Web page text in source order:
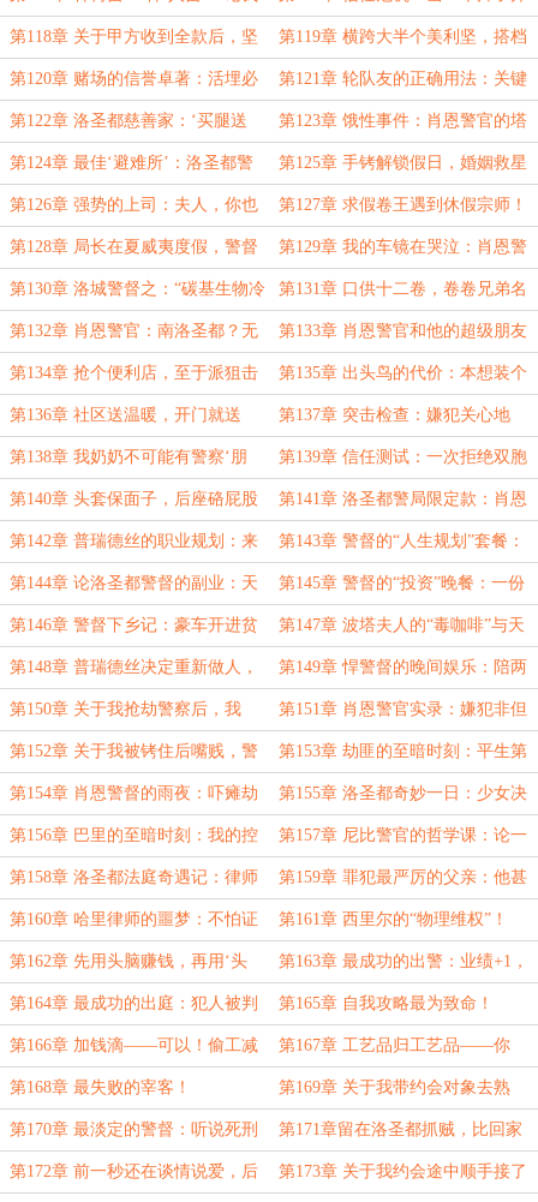
舅舅和他的同事谁的园艺水平更高！ 始要求别人相信他！
第118章 关于甲方收到全款后，坚
持要乙方入土为安这件事！
第119章 横跨大半个美利坚，搭档
居然藏得这么好？
第120章 赌场的信誉卓著：活埋必
达、催债必至！
第121章 轮队友的正确用法：关键
时候用来抵债的。
第122章 洛圣都慈善家：‘买腿送
腿’，一条龙服务！
第123章 饿性事件：肖恩警官的塔
可警报。
第124章 最佳‘避难所’：洛圣都警
察局拘留室。
第125章 手铐解锁假日，婚姻救星
肖恩警官！
第126章 强势的上司：夫人，你也
不想你的丈夫失去工作吧？
第127章 求假卷王遇到休假宗师！
第128章 局长在夏威夷度假，警督
在警局骂娘！
第129章 我的车镜在哭泣：肖恩警
官的私人恩怨！
第130章 洛城警督之：“碳基生物冷
静器”促销实录
第131章 口供十二卷，卷卷兄弟名
第132章 肖恩警官：南洛圣都？无
所谓，我会摇人！
第133章 肖恩警官和他的超级朋友
们！
第134章 抢个便利店，至于派狙击
手吗？
第135章 出头鸟的代价：本想装个
X，结果铐走了
第136章 社区送温暖，开门就送
SWAT大礼包
第137章 突击检查：嫌犯关心地
板，少女担心逃课败露
第138章 我奶奶不可能有警察‘朋
友’
第139章 信任测试：一次拒绝双胞
胎的伟人，总比一个被仙人跳的种马
强！
第140章 头套保面子，后座硌屁股 第141章 洛圣都警局限定款：肖恩
牌暖风机与他的“嫌疑人”
第142章 普瑞德丝的职业规划：来
钱快，还不怕抢！
第143章 警督的“人生规划”套餐：
包教包会，包你崩溃
第144章 论洛圣都警督的副业：天
使投资人
第145章 警督的“投资”晚餐：一份
牛排，两份尊严，和一个谷歌搜索
第146章 警督下乡记：豪车开进贫
民区，管家请你喝咖啡（不敢不喝
版）
第147章 波塔夫人的“毒咖啡”与天
降横财：这个孙婿我认了！
第148章 普瑞德丝决定重新做人，
肖恩决定送坏人‘重新投胎’
第149章 悍警督的晚间娱乐：陪两
位“眼瞎”的街头艺术家玩玩
第150章 关于我抢劫警察后，我
的‘好兄弟’当场给我表演了个原地蒸
发这
第151章 肖恩警官实录：嫌犯非但
不投降，还敢开车逃逸？
第152章 关于我被铐住后嘴贱，警
察让我用牙给马路做‘硬度测试’这件
事
第153章 劫匪的至暗时刻：平生第
一次，如此期盼被警察抓走
第154章 肖恩警督的雨夜：吓瘫劫
匪，说服同僚，然后回家继续‘加班’
第155章 洛圣都奇妙一日：少女决
定重新做人，警局决定重新做‘案’
第156章 巴里的至暗时刻：我的控
诉很认真，警官的“建议”更吓人
第157章 尼比警官的哲学课：论一
名优秀齿轮的自我修养！
第158章 洛圣都法庭奇遇记：律师
VS警督，谁的“语言艺术”更胜一
筹？
第159章 罪犯最严厉的父亲：他甚
至连测速雷达的校准报告都准备好
了！
第160章 哈里律师的噩梦：不怕证
据硬，就怕当事人有“神逻辑”
第161章 西里尔的“物理维权”！
第162章 先用头脑赚钱，再用‘头
脑’赚钱！
第163章 最成功的出警：业绩+1，
功德+∞，附带萝莉的‘盖章认证’
第164章 最成功的出庭：犯人被判
64年，警官获感谢，解锁法官晚餐邀
约
第165章 自我攻略最为致命！
第166章 加钱滴——可以！偷工减
料滴——不行！
第167章 工艺品归工艺品——你
这‘微波炉适用’就过分了吧？
第168章 最失败的宰客！ 第169章 关于我带约会对象去熟
店，结果他差点把店砸了这件事
第170章 最淡定的警督：听说死刑
犯越狱，我选择先和法官散步！
第171章留在洛圣都抓贼，比回家
开收割机更加的开阔天空嘛！
第172章 前一秒还在谈情说爱，后 第173章 关于我约会途中顺手接了